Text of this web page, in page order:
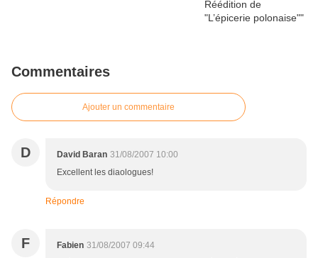
Commentaires
Ajouter un commentaire
D David Baran 31/08/2007 10:00
Excellent les diaologues!
Répondre
F Fabien 31/08/2007 09:44